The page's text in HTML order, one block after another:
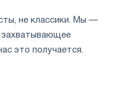
не классики. Мы —
захватывающее
это получается.